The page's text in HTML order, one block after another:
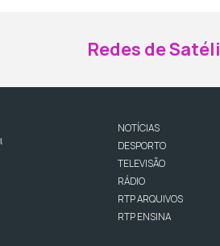
Redes de
NOTÍCIAS
DESPORTO
TELEVISÃO
RÁDIO
RTP ARQUIVOS
RTP ENSINA